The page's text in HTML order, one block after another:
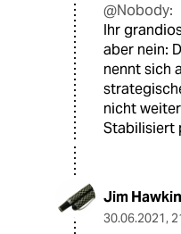
@Nobody:
Ihr
aber nein:
nennt sich
nicht
Stabilisiert
Jim
30.06.2021,